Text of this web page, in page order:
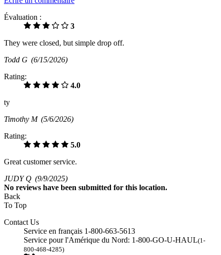
Évaluation :
3
They were closed, but simple drop off.
Todd G (6/15/2026)
Rating:
4.0
ty
Timothy M (5/6/2026)
Rating:
5.0
Great customer service.
JUDY Q (9/9/2025)
No reviews have been submitted for this location.
Back
To Top
Contact Us
Service en français 1-800-663-5613
Service pour l'Amérique du Nord: 1-800-GO-U-HAUL(1-
800-468-4285)